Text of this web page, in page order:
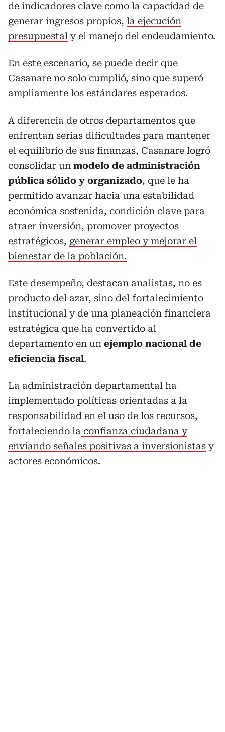
de indicadores clave como la capacidad de
generar ingresos propios, la ejecución
presupuestal y el manejo del endeudamiento.
En este escenario, se puede decir que
Casanare no solo cumplió, sino que superó
ampliamente los estándares esperados.
A diferencia de otros departamentos que
enfrentan serias dificultades para mantener
el equilibrio de sus finanzas, Casanare logró
consolidar un modelo de administración
pública sólido y organizado, que le ha
permitido avanzar hacia una estabilidad
económica sostenida, condición clave para
atraer inversión, promover proyectos
estratégicos, generar empleo y mejorar el
bienestar de la población.
Este desempeño, destacan analistas, no es
producto del azar, sino del fortalecimiento
institucional y de una planeación financiera
estratégica que ha convertido al
departamento en un ejemplo nacional de
eficiencia fiscal.
La administración departamental ha
implementado políticas orientadas a la
responsabilidad en el uso de los recursos,
fortaleciendo la confianza ciudadana y
enviando señales positivas a inversionistas y
actores económicos.